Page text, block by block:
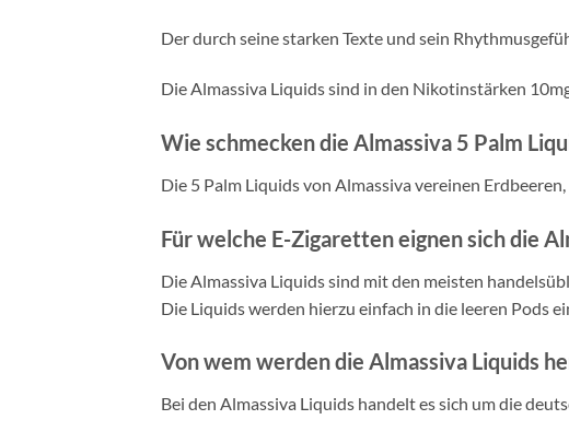
Der durch seine starken Texte und sein
Die Almassiva Liquids sind in den Nikotinstärken
Wie schmecken die Almassiva 5 Palm
Die 5 Palm Liquids von Almassiva vereinen
Für welche E-Zigaretten eignen sich die
Die Almassiva Liquids sind mit den meisten
Die Liquids werden hierzu einfach in die leeren Pods
Von wem werden die Almassiva Liquids
Bei den Almassiva Liquids handelt es sich um die